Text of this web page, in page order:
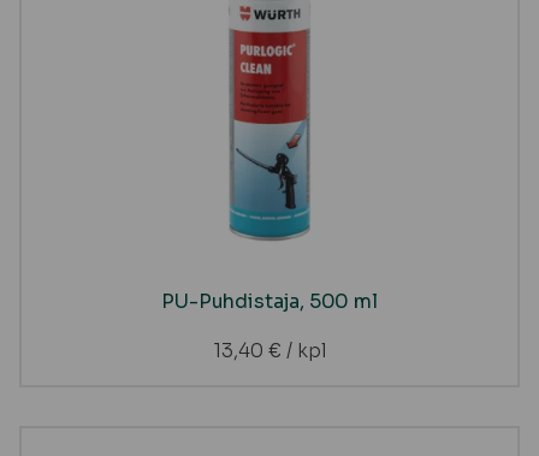
PU-Puhdistaja, 500 ml
13,40 € / kpl